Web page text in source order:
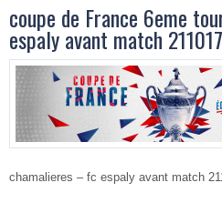
coupe de France 6eme
espaly avant match 211017
chamalieres – fc espaly avant match